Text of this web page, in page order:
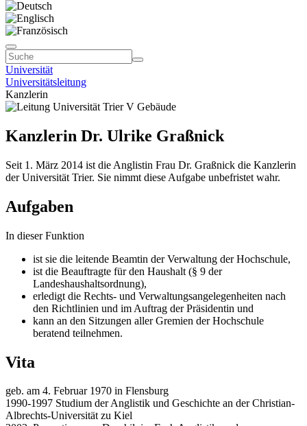
Universität
Universitätsleitung
Kanzlerin
Kanzlerin Dr. Ulrike Graßnick
Seit 1. März 2014 ist die Anglistin Frau Dr. Graßnick die Kanzlerin
der Universität Trier. Sie nimmt diese Aufgabe unbefristet wahr.
Aufgaben
In dieser Funktion
ist sie die leitende Beamtin der Verwaltung der Hochschule,
ist die Beauftragte für den Haushalt (§ 9 der
Landeshaushaltsordnung),
erledigt die Rechts- und Verwaltungsangelegenheiten nach
den Richtlinien und im Auftrag der Präsidentin und
kann an den Sitzungen aller Gremien der Hochschule
beratend teilnehmen.
Vita
geb. am 4. Februar 1970 in Flensburg
1990-1997 Studium der Anglistik und Geschichte an der Christian-
Albrechts-Universität zu Kiel